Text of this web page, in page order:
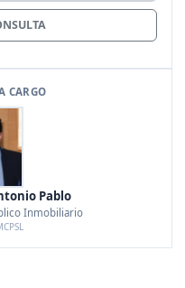
CARGO
Pablo
Inmobiliario